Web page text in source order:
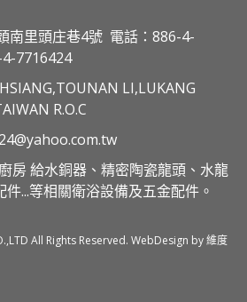
南里頭庄巷4號 電話：886-4-
7716424
LI,LUKANG
R.O.C
房 給水銅器、精密陶瓷龍頭、水龍
...等相關衛浴設備及五金配件。
All Rights Reserved. WebDesign by 維度